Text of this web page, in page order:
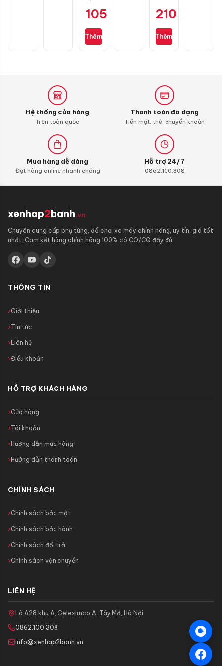
sinh
đốt
Liqui
105.000
Thêm
1
Scooter
10W30
ga
Honda
210.000
Thêm
Hệ thống cửa hàng
Trên toàn quốc
Thanh toán đa dạng
Tiền mặt, thẻ, chuyển khoản
Mua hàng dễ dàng
Đặt hàng online nhanh chóng
Hỗ trợ 24/7
0862.100.308
xenhap2banh.vn
Chuyên cung cấp phụ tùng, đồ chơi xe máy chính hãng, uy tín, giá tốt
nhất. Cam kết hàng chính hãng 100% có CO/CQ đầy đủ.
THÔNG TIN
Giới thiệu
Tin tức
Liên hệ
Điều khoản
HỖ TRỢ KHÁCH HÀNG
Cửa hàng
Tài khoản
Hướng dẫn mua hàng
Hướng dẫn thanh toán
CHÍNH SÁCH
Chính sách bảo mật
Chính sách bảo hành
Chính sách đổi trả
Chính sách vận chuyển
LIÊN HỆ
Lô A28 khu A, Geleximco A, Tây Mỗ, Hà Nội
0862.100.308
info@xenhap2banh.vn